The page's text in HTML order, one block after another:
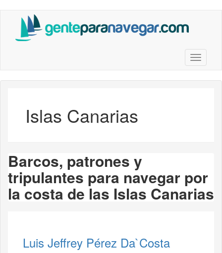
contenido
Toggle
Islas Canarias
Barcos, patrones y
tripulantes para navegar por
la costa de las Islas Canarias
Luis Jeffrey Pérez Da`Costa